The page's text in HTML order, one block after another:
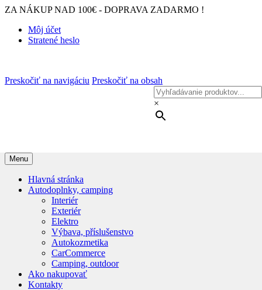
ZA NÁKUP NAD 100€ - DOPRAVA ZADARMO !
Môj účet
Stratené heslo
Preskočiť na navigáciu Preskočiť na obsah
×
Menu
Hlavná stránka
Autodoplnky, camping
Interiér
Exteriér
Elektro
Výbava, příslušenstvo
Autokozmetika
CarCommerce
Camping, outdoor
Ako nakupovať
Kontakty